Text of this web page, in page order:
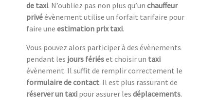
de taxi. N’oubliez pas non plus qu’un chauffeur
privéévènement utilise un forfait tarifaire pour
faire une estimation prix taxi.
Vous pouvez alors participer à des évènements
pendant les jours fériéset choisir un taxi
évènement. Il suffit de remplir correctement le
formulaire de contact. Il est plus rassurant de
réserver un taxi pour assurer les déplacements.